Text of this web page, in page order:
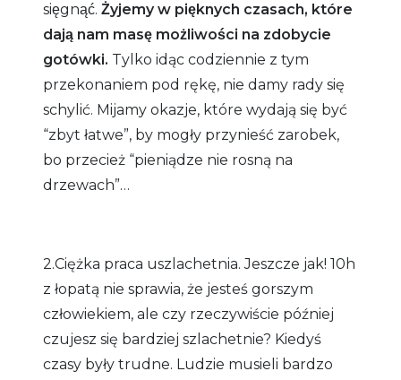
sięgnąć. Żyjemy w pięknych czasach, które
dają nam masę możliwości na zdobycie
gotówki. Tylko idąc codziennie z tym
przekonaniem pod rękę, nie damy rady się
schylić. Mijamy okazje, które wydają się być
“zbyt łatwe”, by mogły przynieść zarobek,
bo przecież “pieniądze nie rosną na
drzewach”…
2.Ciężka praca uszlachetnia. Jeszcze jak! 10h
z łopatą nie sprawia, że jesteś gorszym
człowiekiem, ale czy rzeczywiście później
czujesz się bardziej szlachetnie? Kiedyś
czasy były trudne. Ludzie musieli bardzo